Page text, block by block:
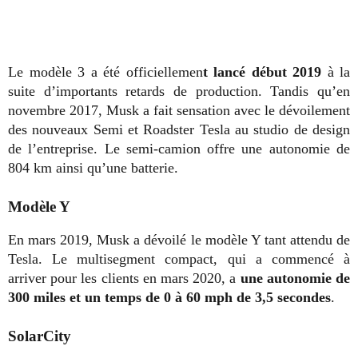
Le modèle 3 a été officiellement lancé début 2019 à la
suite d’importants retards de production. Tandis qu’en
novembre 2017, Musk a fait sensation avec le dévoilement
des nouveaux Semi et Roadster Tesla au studio de design
de l’entreprise. Le semi-camion offre une autonomie de
804 km ainsi qu’une batterie.
Modèle Y
En mars 2019, Musk a dévoilé le modèle Y tant attendu de
Tesla. Le multisegment compact, qui a commencé à
arriver pour les clients en mars 2020, a une autonomie de
300 miles et un temps de 0 à 60 mph de 3,5 secondes.
SolarCity